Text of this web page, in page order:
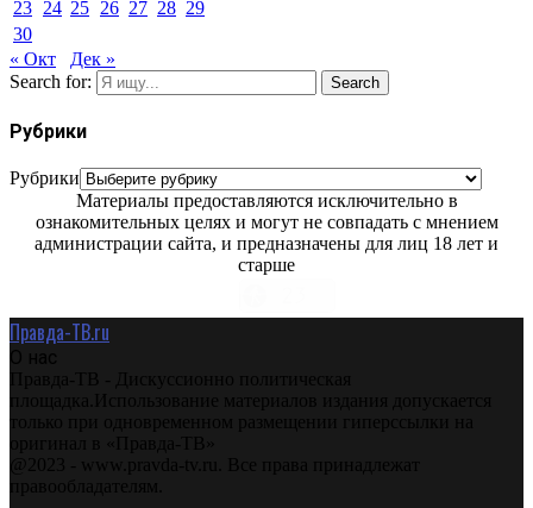
23 24 25 26 27 28 29
30
« Окт
Дек »
Search for:
Search
Рубрики
Рубрики
Материалы предоставляются исключительно в
ознакомительных целях и могут не совпадать с мнением
администрации сайта, и предназначены для лиц 18 лет и
старше
Правда-ТВ.ru
О нас
Правда-ТВ - Дискуссионно политическая
площадка.Использование материалов издания допускается
только при одновременном размещении гиперссылки на
оригинал в «Правда-ТВ»
@2023 - www.pravda-tv.ru. Все права принадлежат
правообладателям.